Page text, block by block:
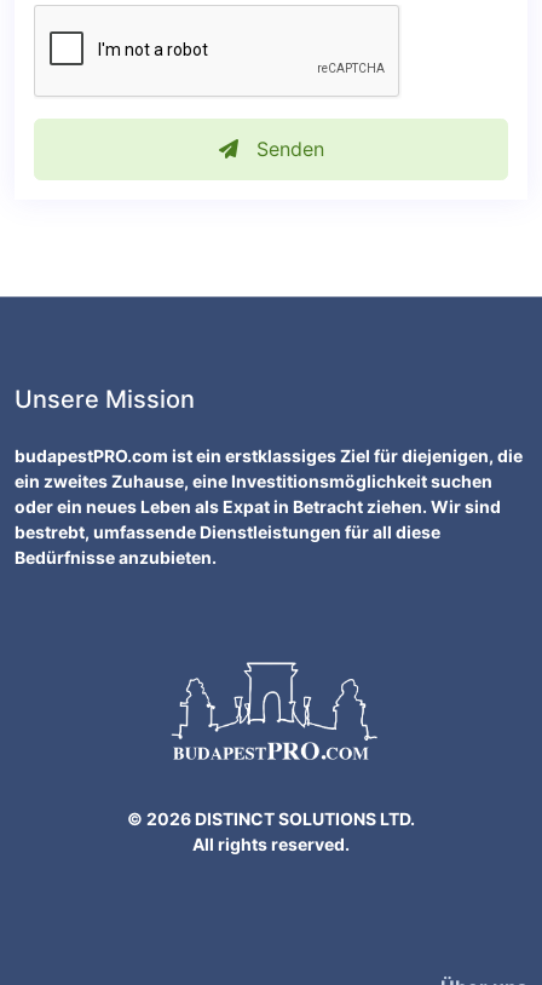
Senden
Unsere Mission
budapestPRO.com ist ein erstklassiges Ziel für diejenigen, die
ein zweites Zuhause, eine Investitionsmöglichkeit suchen
oder ein neues Leben als Expat in Betracht ziehen. Wir sind
bestrebt, umfassende Dienstleistungen für all diese
Bedürfnisse anzubieten.
© 2026 DISTINCT SOLUTIONS LTD.
All rights reserved.